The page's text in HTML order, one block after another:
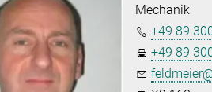
Mechanik
+49 89
+49 89